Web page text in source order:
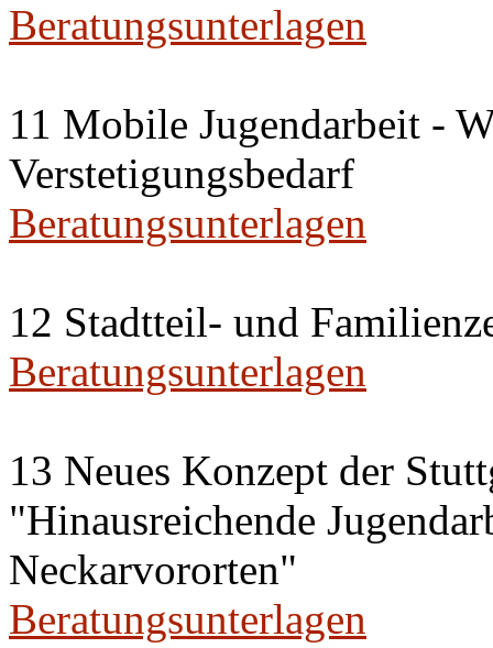
Beratungsunterlagen
11 Mobile Jugendarbeit -
Verstetigungsbedarf
Beratungsunterlagen
12 Stadtteil- und
Beratungsunterlagen
13 Neues Konzept der
"Hinausreichende
Neckarvororten"
Beratungsunterlagen